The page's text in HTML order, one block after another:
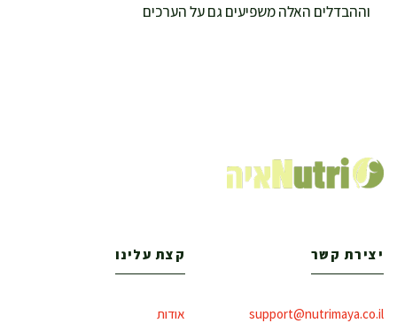
וההבדלים האלה משפיעים גם על הערכים
יצירת קשר
support@nutrimaya.co.il
קצת עלינו
אודות